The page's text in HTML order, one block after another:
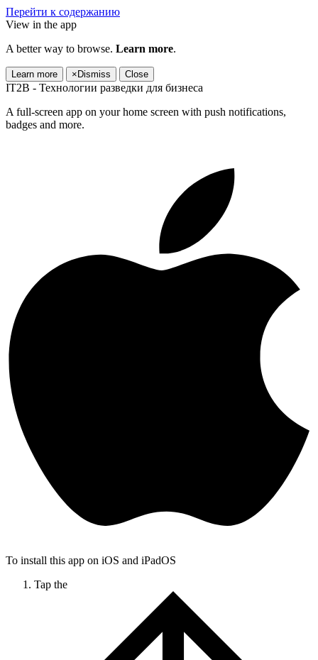
Перейти к содержанию
View in the app
A better way to browse. Learn more.
Learn more × Dismiss Close
IT2B - Технологии разведки для бизнеса
A full-screen app on your home screen with push notifications,
badges and more.
To install this app on iOS and iPadOS
Tap the